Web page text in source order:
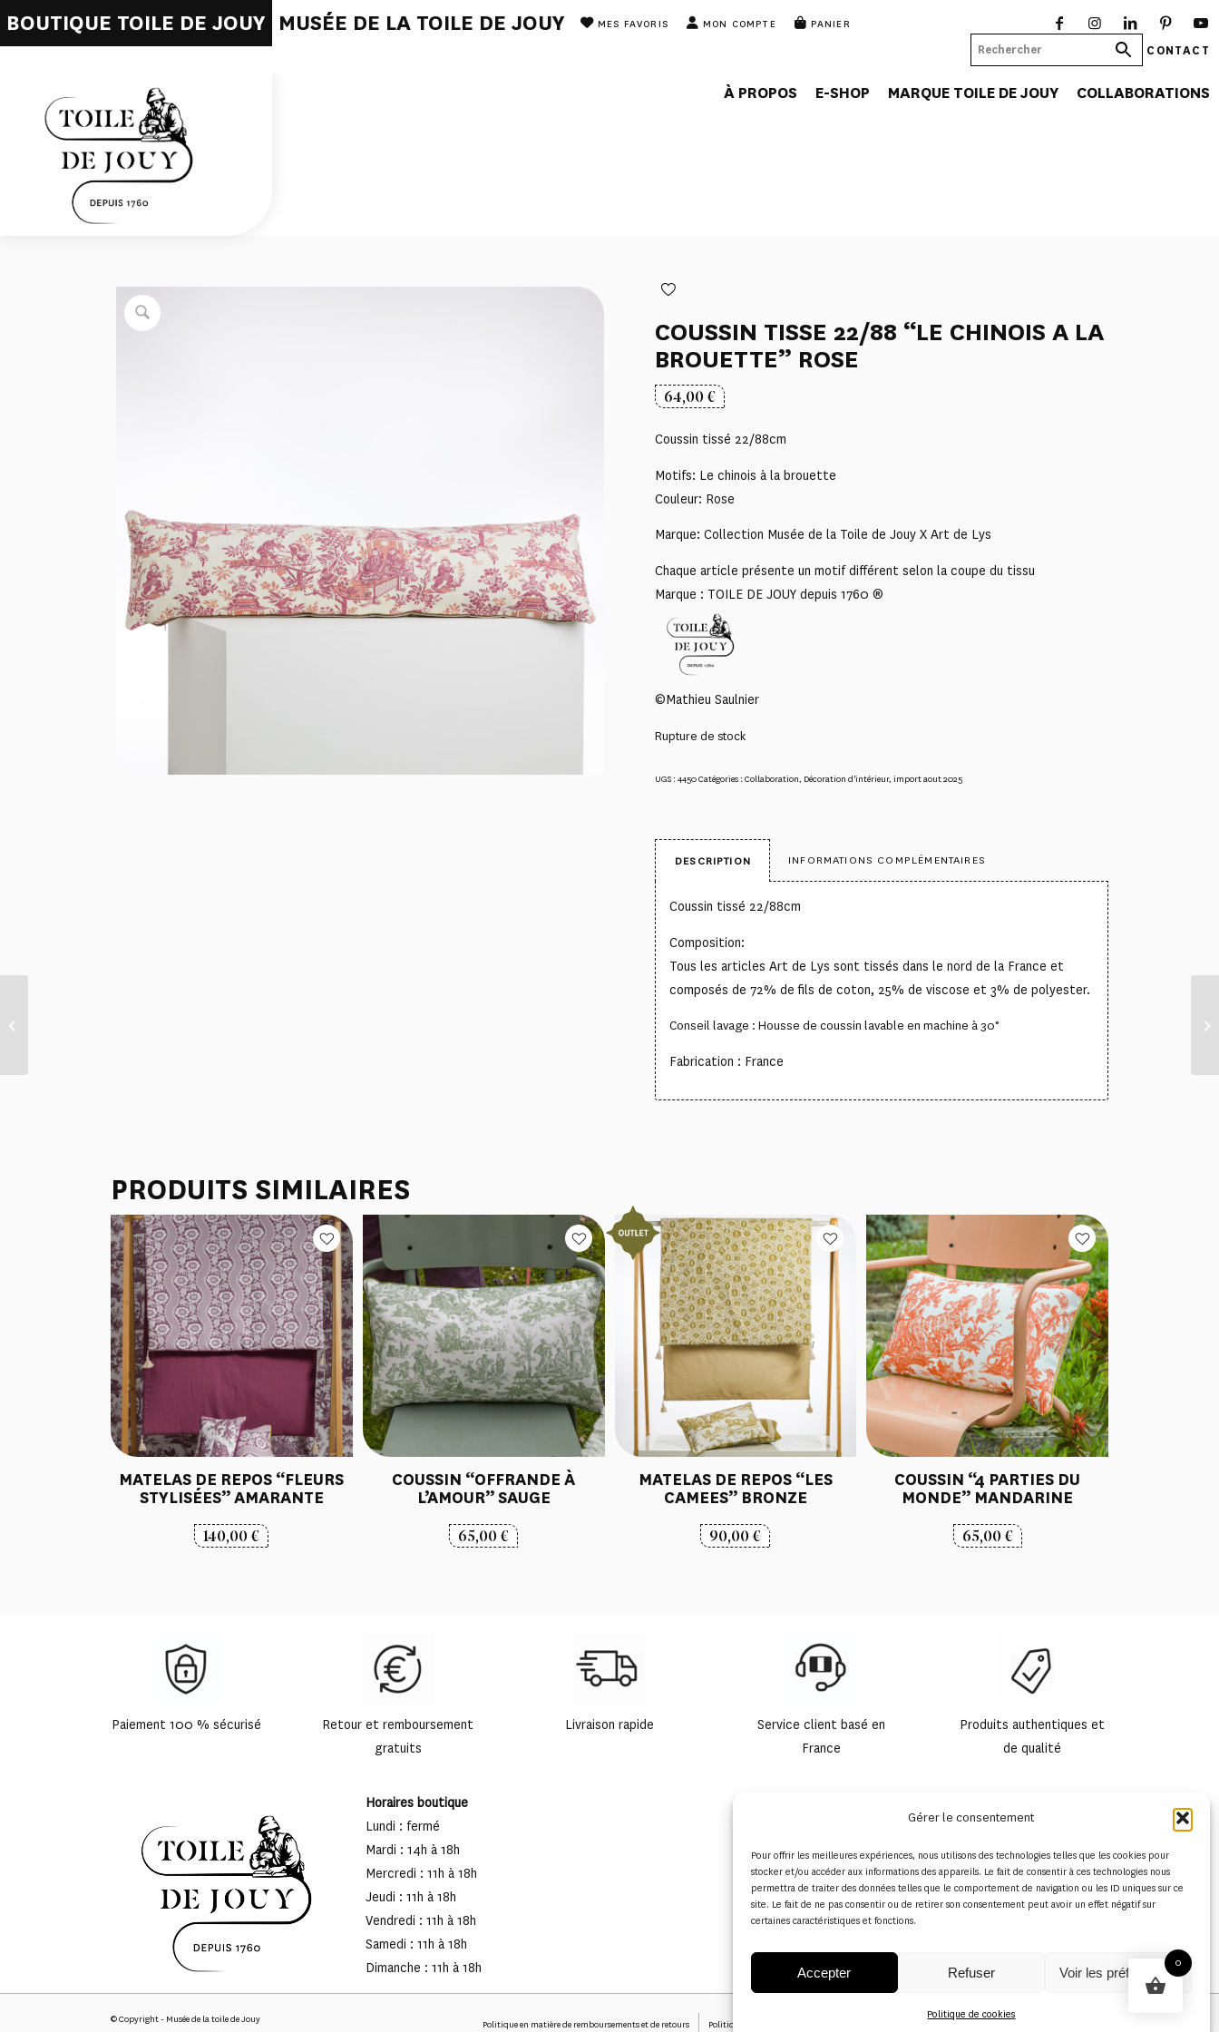
Gérer le consentement
Pour offrir les meilleures expériences, nous utilisons des technologies telles que les cookies pour
stocker et/ou accéder aux informations des appareils. Le fait de consentir à ces technologies nous
permettra de traiter des données telles que le comportement de navigation ou les ID uniques sur ce
site. Le fait de ne pas consentir ou de retirer son consentement peut avoir un effet négatif sur
certaines caractéristiques et fonctions.
Accepter Refuser Voir les préférences
Politique de cookies
BOUTIQUE TOILE DE JOUY MUSÉE DE LA TOILE DE JOUY MES FAVORIS MON COMPTE PANIER
CONTACT
À PROPOS E-SHOP MARQUE TOILE DE JOUY COLLABORATIONS
COUSSIN TISSE 22/88 “LE CHINOIS A LA
BROUETTE” ROSE
64,00€
Coussin tissé 22/88cm
Motifs: Le chinois à la brouette
Couleur: Rose
Marque: Collection Musée de la Toile de Jouy X Art de Lys
Chaque article présente un motif différent selon la coupe du tissu
Marque : TOILE DE JOUY depuis 1760 ®
©Mathieu Saulnier
Rupture de stock
UGS :4450Catégories :Collaboration, Décoration d'intérieur, import aout 2025
DESCRIPTION INFORMATIONS COMPLÉMENTAIRES
Coussin tissé 22/88cm
Composition:
Tous les articles Art de Lys sont tissés dans le nord de la France et
composés de 72% de fils de coton, 25% de viscose et 3% de polyester.
Conseil lavage : Housse de coussin lavable en machine à 30°
Fabrication : France
PRODUITS SIMILAIRES
MATELAS DE REPOS “FLEURS
STYLISÉES” AMARANTE
140,00€
COUSSIN “OFFRANDE À
L’AMOUR” SAUGE
65,00€
MATELAS DE REPOS “LES
CAMEES” BRONZE
90,00€
COUSSIN “4 PARTIES DU
MONDE” MANDARINE
65,00€
Paiement 100 % sécurisé
Retour et remboursement
gratuits
Livraison rapide
Service client basé en
France
Produits authentiques et
de qualité
Horaires boutique
Lundi : fermé
Mardi : 14h à 18h
Mercredi : 11h à 18h
Jeudi : 11h à 18h
Vendredi : 11h à 18h
Samedi : 11h à 18h
Dimanche : 11h à 18h
© Copyright - Musée de la toile de Jouy Politique en matière de remboursements et de retours Politique de cookies (UE)
0